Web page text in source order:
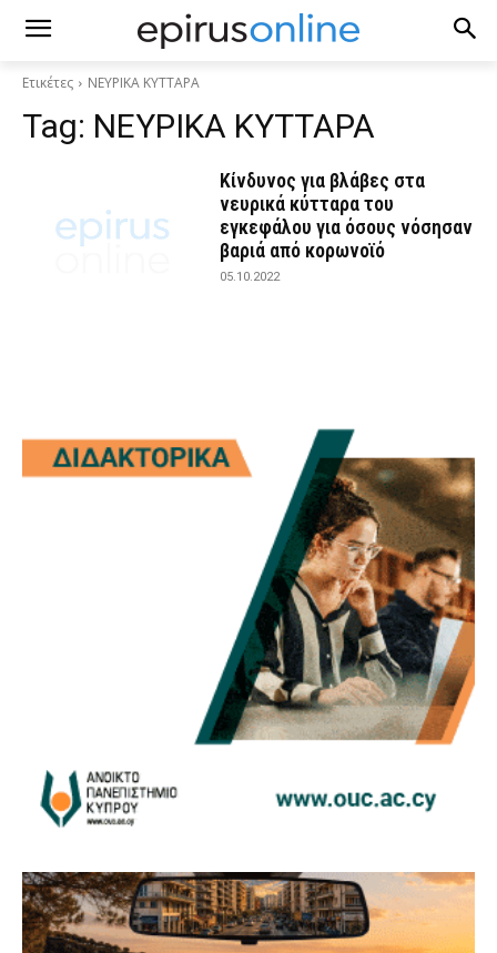
Ετικέτες ΝΕΥΡΙΚΑ ΚΥΤΤΑΡΑ
Tag: ΝΕΥΡΙΚΑ ΚΥΤΤΑΡΑ
Κίνδυνος για βλάβες στα
νευρικά κύτταρα του
εγκεφάλου για όσους νόσησαν
βαριά από κορωνοϊό
05.10.2022